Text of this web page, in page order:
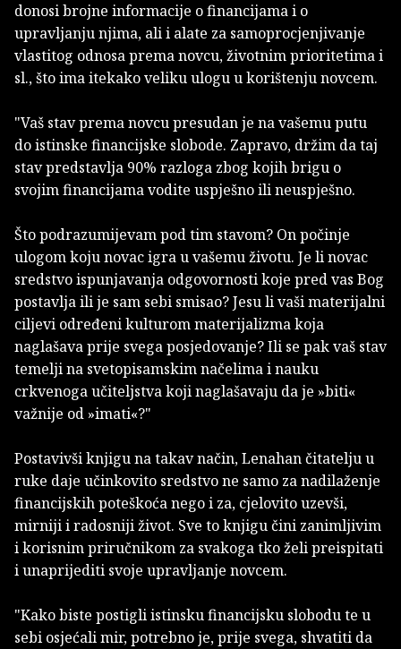
donosi brojne informacije o financijama i o
upravljanju njima, ali i alate za samoprocjenjivanje
vlastitog odnosa prema novcu, životnim prioritetima i
sl., što ima itekako veliku ulogu u korištenju novcem.
"Vaš stav prema novcu presudan je na vašemu putu
do istinske financijske slobode. Zapravo, držim da taj
stav predstavlja 90% razloga zbog kojih brigu o
svojim financijama vodite uspješno ili neuspješno.
Što podrazumijevam pod tim stavom? On počinje
ulogom koju novac igra u vašemu životu. Je li novac
sredstvo ispunjavanja odgovornosti koje pred vas Bog
postavlja ili je sam sebi smisao? Jesu li vaši materijalni
ciljevi određeni kulturom materijalizma koja
naglašava prije svega posjedovanje? Ili se pak vaš stav
temelji na svetopisamskim načelima i nauku
crkvenoga učiteljstva koji naglašavaju da je »biti«
važnije od »imati«?"
Postavivši knjigu na takav način, Lenahan čitatelju u
ruke daje učinkovito sredstvo ne samo za nadilaženje
financijskih poteškoća nego i za, cjelovito uzevši,
mirniji i radosniji život. Sve to knjigu čini zanimljivim
i korisnim priručnikom za svakoga tko želi preispitati
i unaprijediti svoje upravljanje novcem.
"Kako biste postigli istinsku financijsku slobodu te u
sebi osjećali mir, potrebno je, prije svega, shvatiti da